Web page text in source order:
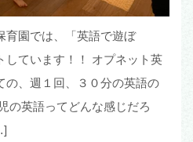
育園では、「英語で遊ぼ
しています！！ オプネット英
の、週１回、３０分の英語の
の英語ってどんな感じだろ